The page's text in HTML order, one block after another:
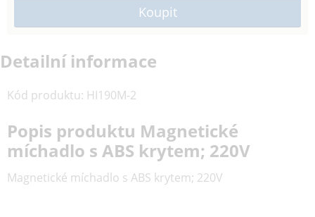
Detailní informace
Kód produktu: HI190M-2
Popis produktu Magnetické
míchadlo s ABS krytem; 220V
Magnetické míchadlo s ABS krytem; 220V